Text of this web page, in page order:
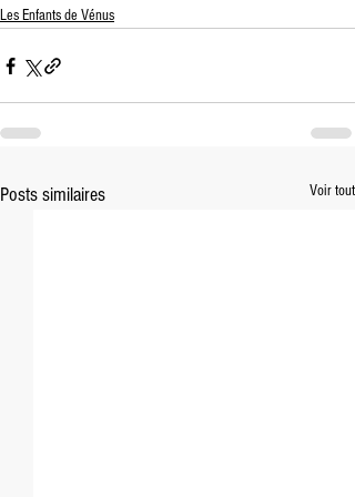
Les Enfants de Vénus
Posts similaires Voir tout